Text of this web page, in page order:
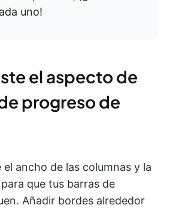
uno!
el aspecto de
progreso de
ancho de las columnas y la
que tus barras de
Añadir bordes alrededor